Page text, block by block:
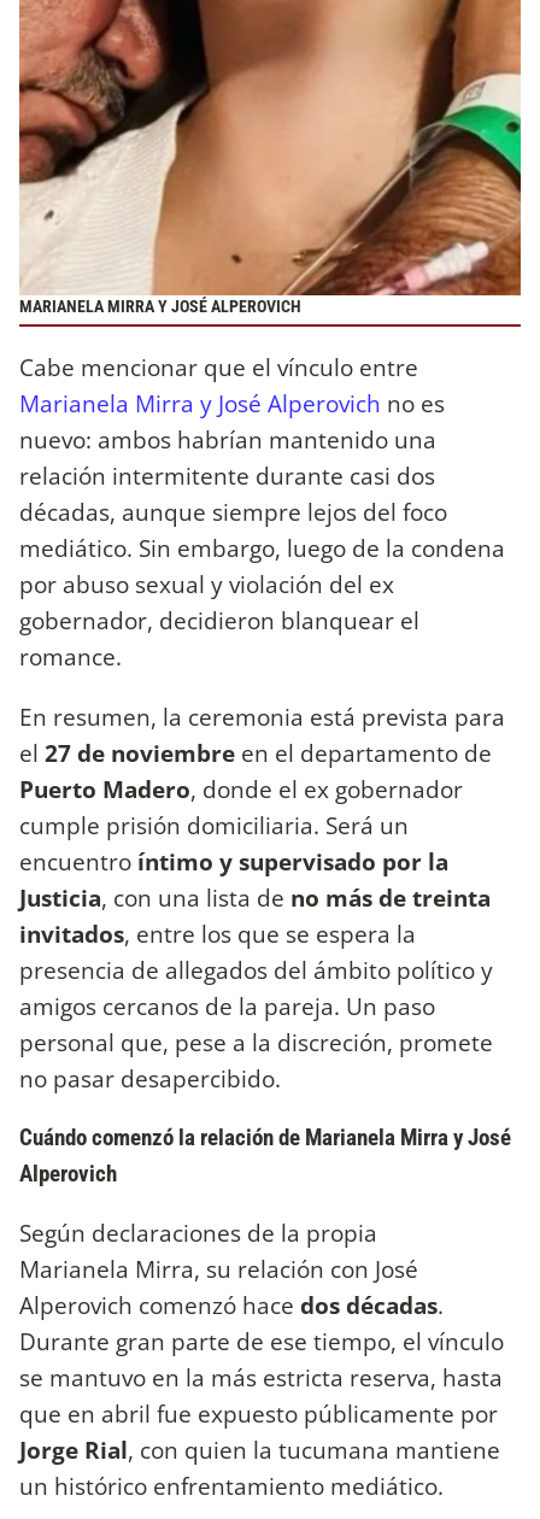
MARIANELA MIRRA Y JOSÉ ALPEROVICH
Cabe mencionar que el vínculo entre
Marianela Mirra y José Alperovich no es
nuevo: ambos habrían mantenido una
relación intermitente durante casi dos
décadas, aunque siempre lejos del foco
mediático. Sin embargo, luego de la condena
por abuso sexual y violación del ex
gobernador, decidieron blanquear el
romance.
En resumen, la ceremonia está prevista para
el 27 de noviembre en el departamento de
Puerto Madero, donde el ex gobernador
cumple prisión domiciliaria. Será un
encuentro íntimo y supervisado por la
Justicia, con una lista de no más de treinta
invitados, entre los que se espera la
presencia de allegados del ámbito político y
amigos cercanos de la pareja. Un paso
personal que, pese a la discreción, promete
no pasar desapercibido.
Cuándo comenzó la relación de Marianela Mirra y José
Alperovich
Según declaraciones de la propia
Marianela Mirra, su relación con José
Alperovich comenzó hace dos décadas.
Durante gran parte de ese tiempo, el vínculo
se mantuvo en la más estricta reserva, hasta
que en abril fue expuesto públicamente por
Jorge Rial, con quien la tucumana mantiene
un histórico enfrentamiento mediático.